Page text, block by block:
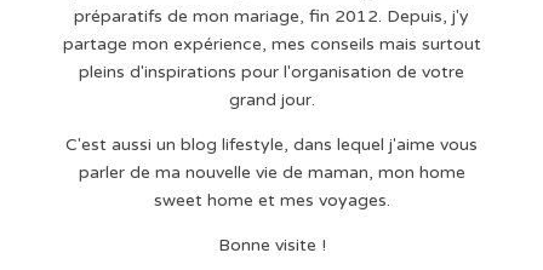
préparatifs de mon mariage, fin 2012. Depuis, j'y
partage mon expérience, mes conseils mais surtout
pleins d'inspirations pour l'organisation de votre
grand jour.
C'est aussi un blog lifestyle, dans lequel j'aime vous
parler de ma nouvelle vie de maman, mon home
sweet home et mes voyages.
Bonne visite !